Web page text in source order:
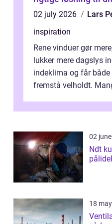
02 july 2026
Lars
inspiration
Rene vinduer gør
lukker mere dagslys
indeklima og får
fremstå velholdt.
02
Ndt
18